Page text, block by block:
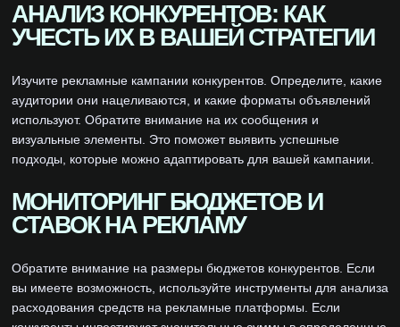
АНАЛИЗ КОНКУРЕНТОВ: КАК
УЧЕСТЬ ИХ В ВАШЕЙ СТРАТЕГИИ
Изучите рекламные кампании конкурентов. Определите, какие
аудитории они нацеливаются, и какие форматы объявлений
используют. Обратите внимание на их сообщения и
визуальные элементы. Это поможет выявить успешные
подходы, которые можно адаптировать для вашей кампании.
МОНИТОРИНГ БЮДЖЕТОВ И
СТАВОК НА РЕКЛАМУ
Обратите внимание на размеры бюджетов конкурентов. Если
вы имеете возможность, используйте инструменты для анализа
расходования средств на рекламные платформы. Если